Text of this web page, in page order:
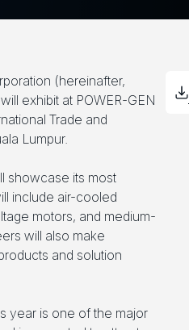
(hereinafter,
exhibit at POWER-GEN
Trade and
Lumpur.
showcase its most
include air-cooled
motors, and medium-
will also make
and solution
year is one of the major